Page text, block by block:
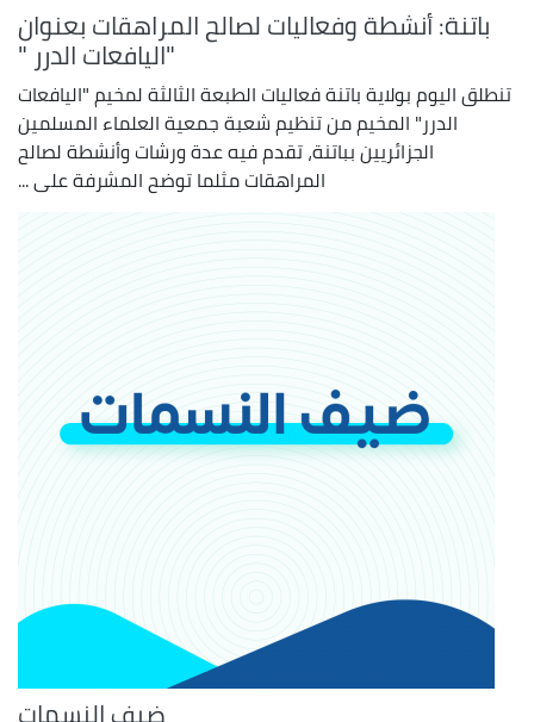
باتنة: أنشطة وفعاليات لصالح المراهقات بعنوان
"اليافعات الدرر "
تنطلق اليوم بولاية باتنة فعاليات الطبعة الثالثة لمخيم "اليافعات
الدرر" المخيم من تنظيم شعبة جمعية العلماء المسلمين
الجزائريين بباتنة، تقدم فيه عدة ورشات وأنشطة لصالح
المراهقات مثلما توضح المشرفة على ...